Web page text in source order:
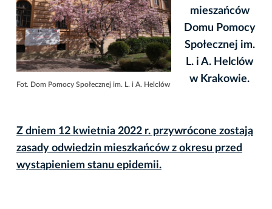
Fot. Dom Pomocy Społecznej im. L. i A. Helclów
mieszańców
Domu Pomocy
Społecznej im.
L. i A. Helclów
w Krakowie.
Z dniem 12 kwietnia 2022 r. przywrócone zostają
zasady odwiedzin mieszkańców z okresu przed
wystąpieniem stanu epidemii.